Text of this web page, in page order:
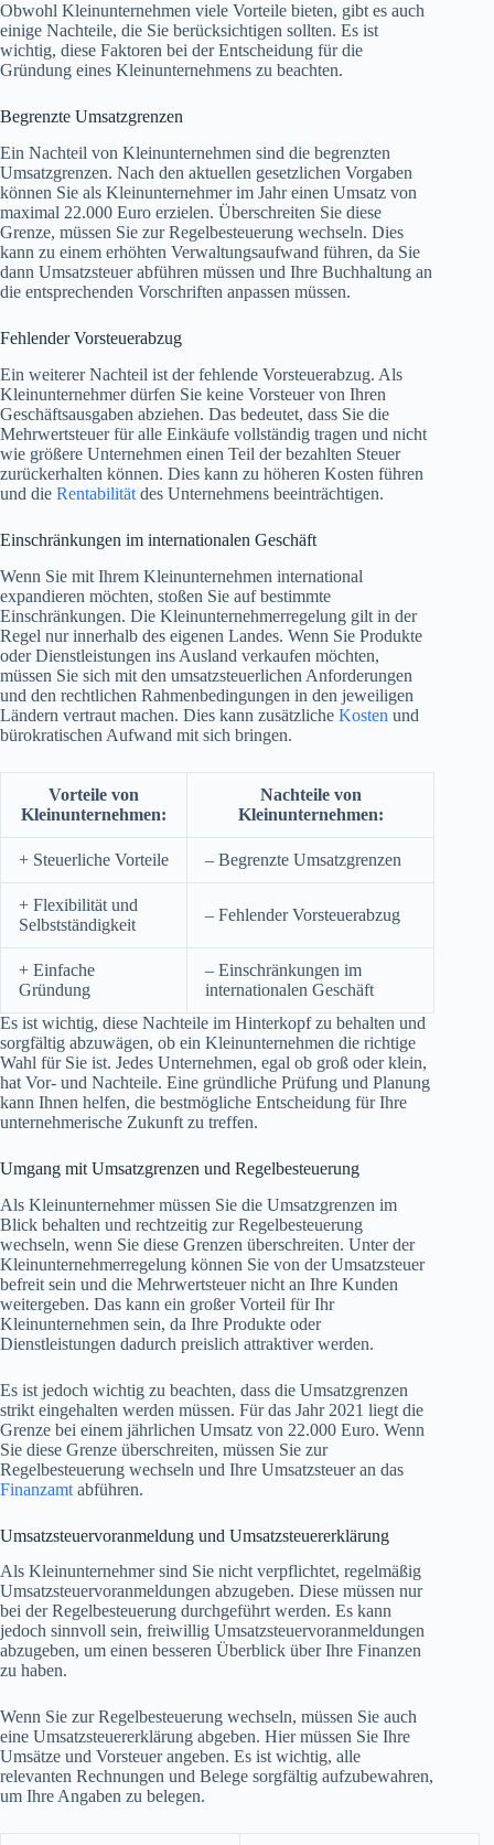
Obwohl Kleinunternehmen viele Vorteile bieten, gibt es auch
einige Nachteile, die Sie berücksichtigen sollten. Es ist
wichtig, diese Faktoren bei der Entscheidung für die
Gründung eines Kleinunternehmens zu beachten.
Begrenzte Umsatzgrenzen
Ein Nachteil von Kleinunternehmen sind die begrenzten
Umsatzgrenzen. Nach den aktuellen gesetzlichen Vorgaben
können Sie als Kleinunternehmer im Jahr einen Umsatz von
maximal 22.000 Euro erzielen. Überschreiten Sie diese
Grenze, müssen Sie zur Regelbesteuerung wechseln. Dies
kann zu einem erhöhten Verwaltungsaufwand führen, da Sie
dann Umsatzsteuer abführen müssen und Ihre Buchhaltung an
die entsprechenden Vorschriften anpassen müssen.
Fehlender Vorsteuerabzug
Ein weiterer Nachteil ist der fehlende Vorsteuerabzug. Als
Kleinunternehmer dürfen Sie keine Vorsteuer von Ihren
Geschäftsausgaben abziehen. Das bedeutet, dass Sie die
Mehrwertsteuer für alle Einkäufe vollständig tragen und nicht
wie größere Unternehmen einen Teil der bezahlten Steuer
zurückerhalten können. Dies kann zu höheren Kosten führen
und die Rentabilität des Unternehmens beeinträchtigen.
Einschränkungen im internationalen Geschäft
Wenn Sie mit Ihrem Kleinunternehmen international
expandieren möchten, stoßen Sie auf bestimmte
Einschränkungen. Die Kleinunternehmerregelung gilt in der
Regel nur innerhalb des eigenen Landes. Wenn Sie Produkte
oder Dienstleistungen ins Ausland verkaufen möchten,
müssen Sie sich mit den umsatzsteuerlichen Anforderungen
und den rechtlichen Rahmenbedingungen in den jeweiligen
Ländern vertraut machen. Dies kann zusätzliche Kosten und
bürokratischen Aufwand mit sich bringen.
Vorteile von
Kleinunternehmen:
Nachteile von
Kleinunternehmen:
+ Steuerliche Vorteile – Begrenzte Umsatzgrenzen
+ Flexibilität und
Selbstständigkeit
– Fehlender Vorsteuerabzug
+ Einfache
Gründung
– Einschränkungen im
internationalen Geschäft
Es ist wichtig, diese Nachteile im Hinterkopf zu behalten und
sorgfältig abzuwägen, ob ein Kleinunternehmen die richtige
Wahl für Sie ist. Jedes Unternehmen, egal ob groß oder klein,
hat Vor- und Nachteile. Eine gründliche Prüfung und Planung
kann Ihnen helfen, die bestmögliche Entscheidung für Ihre
unternehmerische Zukunft zu treffen.
Umgang mit Umsatzgrenzen und Regelbesteuerung
Als Kleinunternehmer müssen Sie die Umsatzgrenzen im
Blick behalten und rechtzeitig zur Regelbesteuerung
wechseln, wenn Sie diese Grenzen überschreiten. Unter der
Kleinunternehmerregelung können Sie von der Umsatzsteuer
befreit sein und die Mehrwertsteuer nicht an Ihre Kunden
weitergeben. Das kann ein großer Vorteil für Ihr
Kleinunternehmen sein, da Ihre Produkte oder
Dienstleistungen dadurch preislich attraktiver werden.
Es ist jedoch wichtig zu beachten, dass die Umsatzgrenzen
strikt eingehalten werden müssen. Für das Jahr 2021 liegt die
Grenze bei einem jährlichen Umsatz von 22.000 Euro. Wenn
Sie diese Grenze überschreiten, müssen Sie zur
Regelbesteuerung wechseln und Ihre Umsatzsteuer an das
Finanzamt abführen.
Umsatzsteuervoranmeldung und Umsatzsteuererklärung
Als Kleinunternehmer sind Sie nicht verpflichtet, regelmäßig
Umsatzsteuervoranmeldungen abzugeben. Diese müssen nur
bei der Regelbesteuerung durchgeführt werden. Es kann
jedoch sinnvoll sein, freiwillig Umsatzsteuervoranmeldungen
abzugeben, um einen besseren Überblick über Ihre Finanzen
zu haben.
Wenn Sie zur Regelbesteuerung wechseln, müssen Sie auch
eine Umsatzsteuererklärung abgeben. Hier müssen Sie Ihre
Umsätze und Vorsteuer angeben. Es ist wichtig, alle
relevanten Rechnungen und Belege sorgfältig aufzubewahren,
um Ihre Angaben zu belegen.